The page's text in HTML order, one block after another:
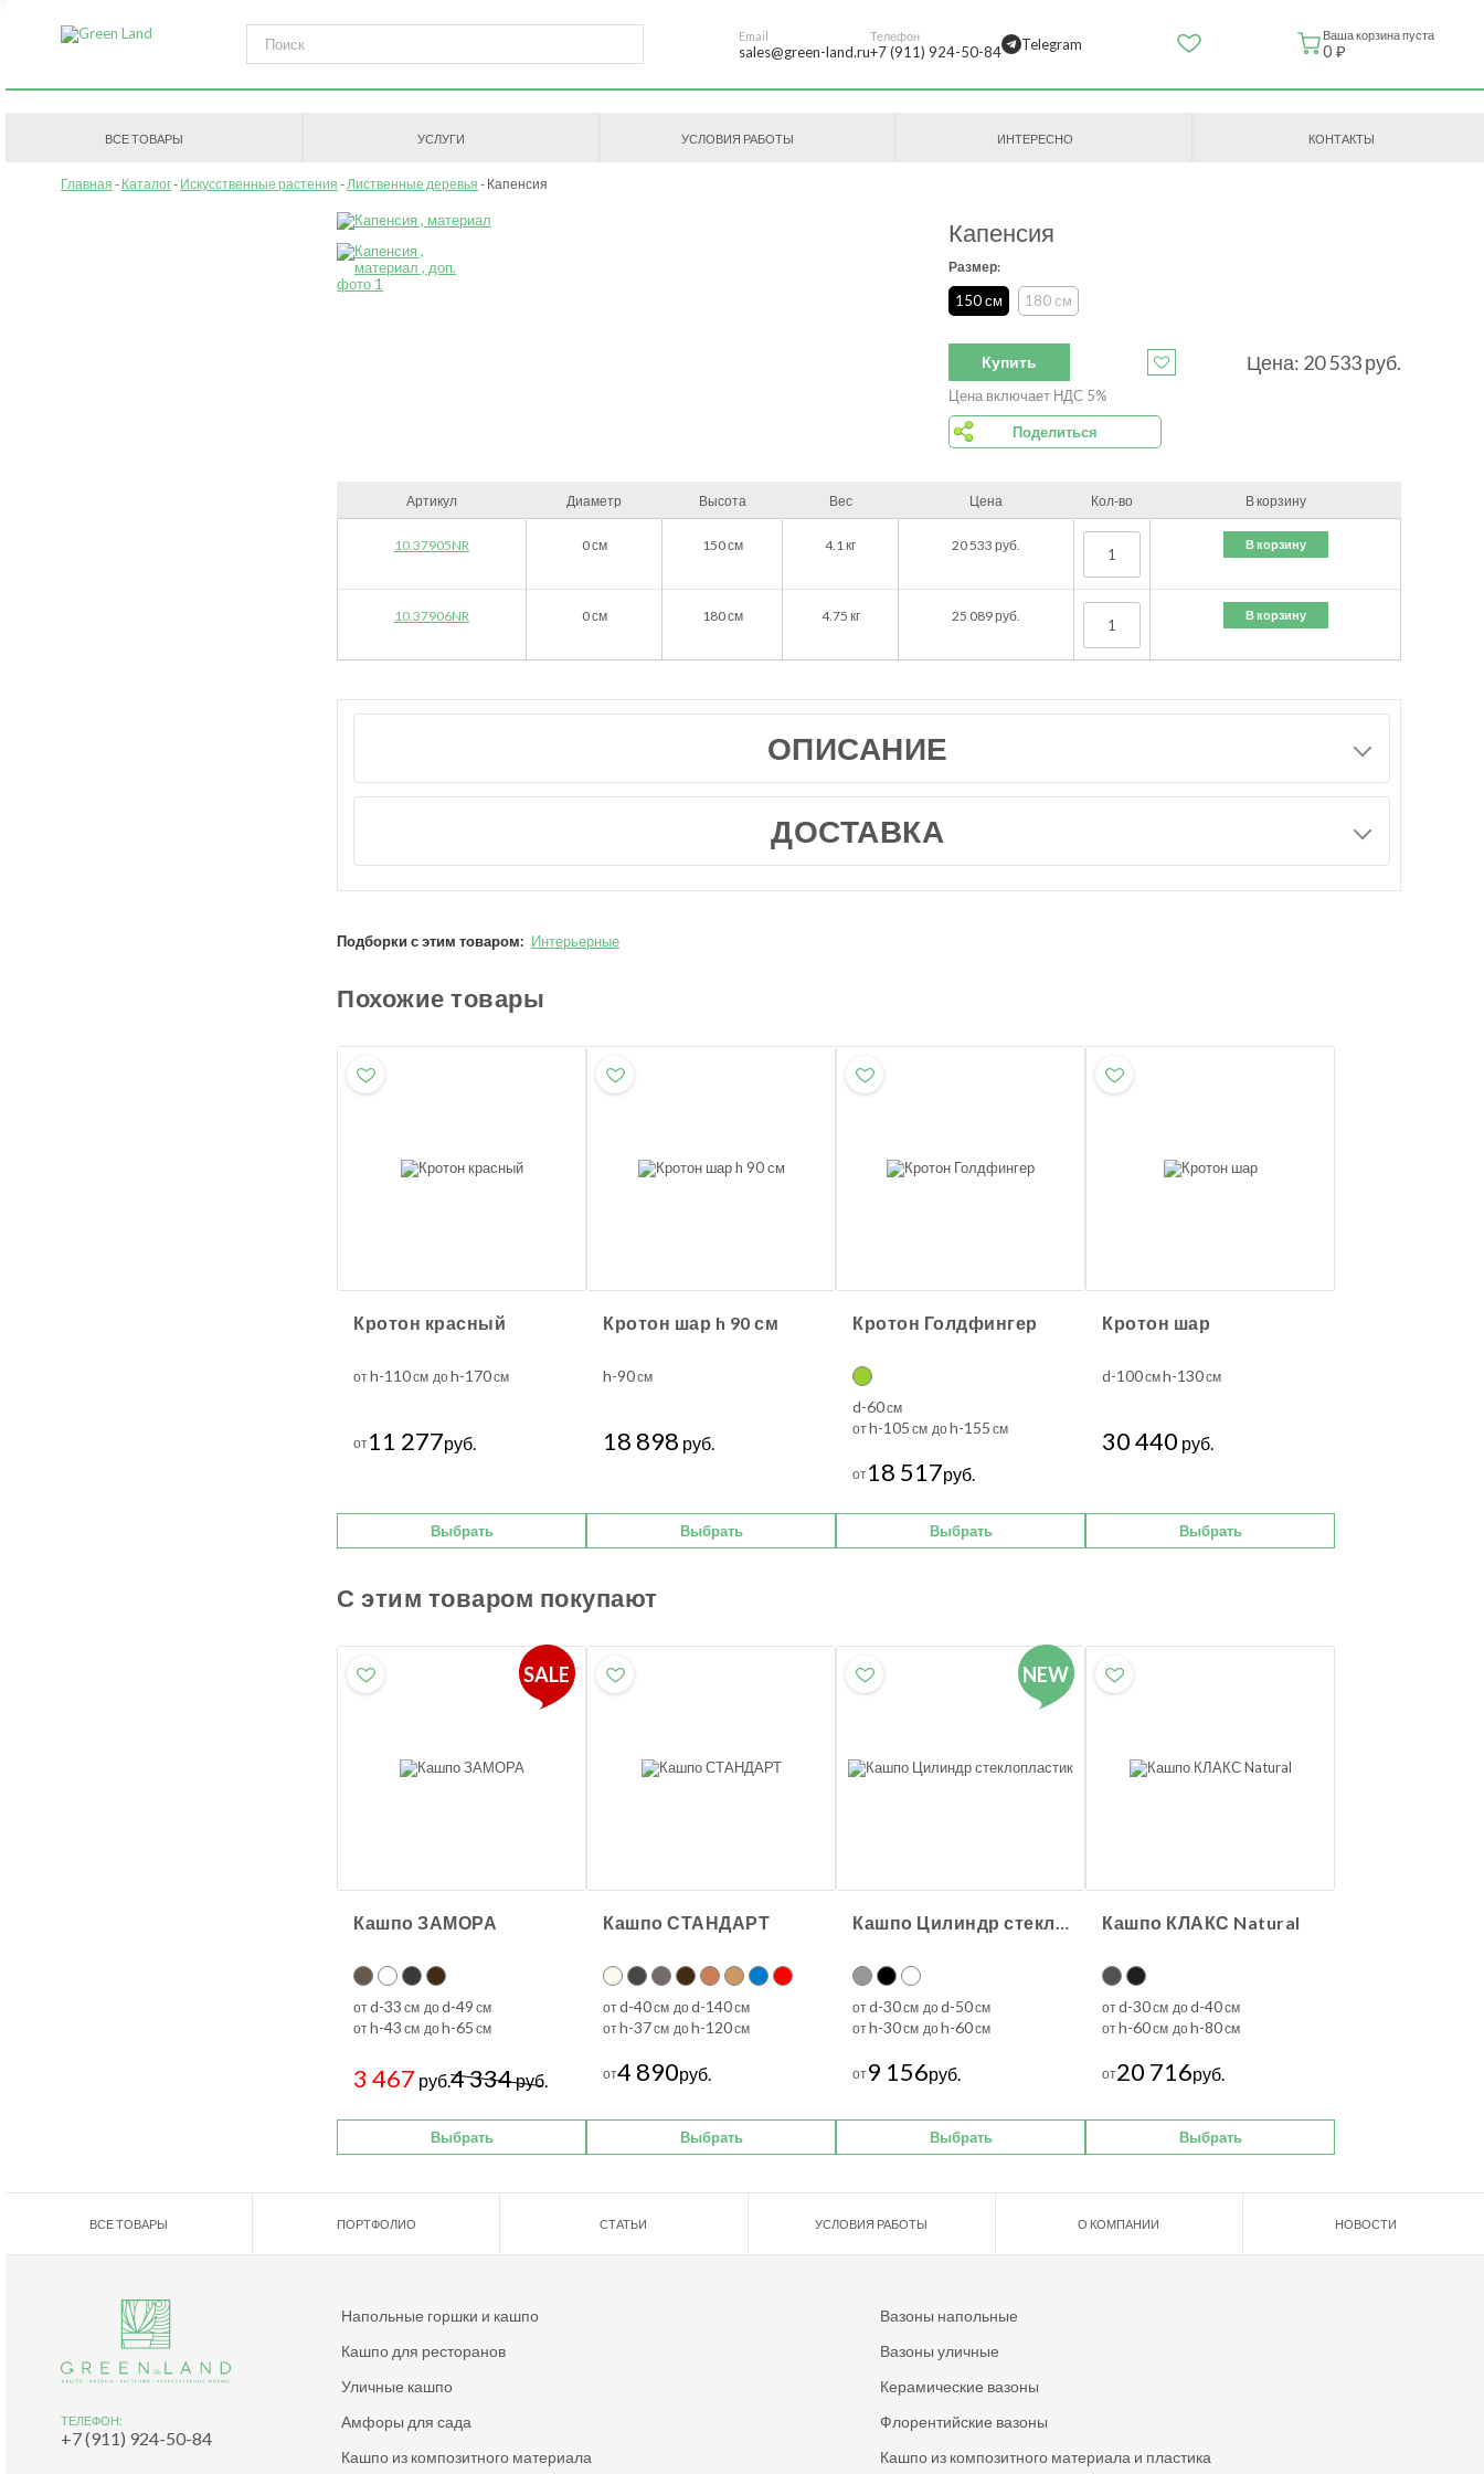
Email
sales@green-land.ru
Телефон
+7 (911) 924-50-84 Telegram Ваша корзина пуста
0 ₽
ВСЕ ТОВАРЫ УСЛУГИ УСЛОВИЯ РАБОТЫ ИНТЕРЕСНО КОНТАКТЫ
Главная Каталог Искусственные растения Лиственные деревья Капенсия
Капенсия
Размер:
150 см 180 см
Купить Цена: 20 533руб.
Цена включает НДС 5%
Поделиться
Артикул Диаметр Высота Вес Цена Кол-во В корзину
10.37905NR 0см 150см 4.1кг 20 533 руб. В корзину
10.37906NR 0см 180см 4.75 кг 25 089руб. В корзину
ОПИСАНИЕ
ДОСТАВКА
Подборки с этим товаром: Интерьерные
Похожие товары
Кротон красный
отh-110см доh-170см
от11 277руб.
Выбрать
Кротон шар h 90 см
h-90см
18 898 руб.
Выбрать
Кротон Голдфингер
d-60см
отh-105 см доh-155 см
от18 517руб.
Выбрать
Кротон шар
d-100смh-130см
30 440 руб.
Выбрать
С этим товаром покупают
SALE
Кашпо ЗАМОРА
отd-33 см доd-49 см
отh-43 см доh-65 см
3 467 руб.4 334руб.
Выбрать
Кашпо СТАНДАРТ
отd-40см доd-140см
отh-37см доh-120см
от4 890руб.
Выбрать
NEW
Кашпо Цилиндр стеклопластик
отd-30см доd-50см
отh-30см доh-60см
от9 156руб.
Выбрать
Кашпо КЛАКС Natural
отd-30см доd-40см
отh-60см доh-80см
от20 716руб.
Выбрать
ВСЕ ТОВАРЫ ПОРТФОЛИО СТАТЬИ УСЛОВИЯ РАБОТЫ О КОМПАНИИ НОВОСТИ
ТЕЛЕФОН:
+7 (911) 924-50-84
Напольные горшки и кашпо
Вазоны напольные
Кашпо для ресторанов
Вазоны уличные
Уличные кашпо
Керамические вазоны
Амфоры для сада
Флорентийские вазоны
Кашпо из композитного материала
Кашпо из композитного материала и пластика